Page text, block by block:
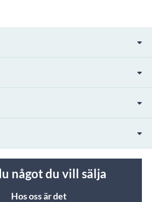
något du vill sälja
Hos oss är det